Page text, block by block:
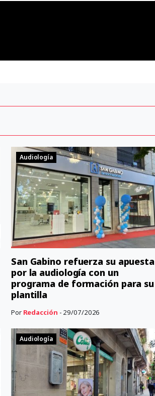
Audiología
San Gabino refuerza su apuesta
por la audiología con un
programa de formación para su
plantilla
Por Redacción - 29/07/2026
Audiología